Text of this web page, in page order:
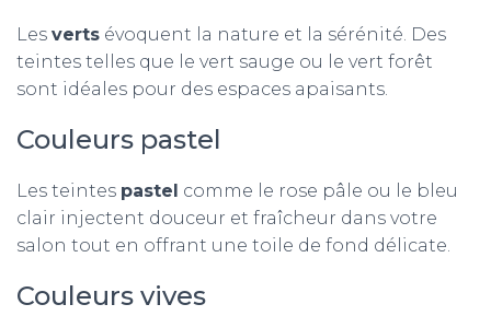
Les verts évoquent la nature et la sérénité. Des
teintes telles que le vert sauge ou le vert forêt
sont idéales pour des espaces apaisants.
Couleurs pastel
Les teintes pastel comme le rose pâle ou le bleu
clair injectent douceur et fraîcheur dans votre
salon tout en offrant une toile de fond délicate.
Couleurs vives